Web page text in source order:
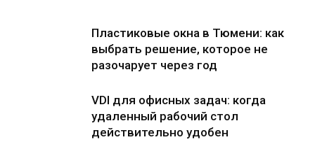
Пластиковые окна в Тюмени: как
выбрать решение, которое не
разочарует через год
VDI для офисных задач: когда
удаленный рабочий стол
действительно удобен